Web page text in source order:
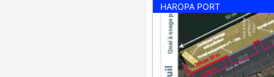
HAROPA PORT